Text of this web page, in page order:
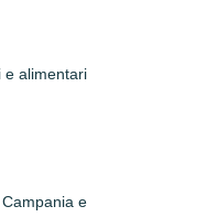
Campania e